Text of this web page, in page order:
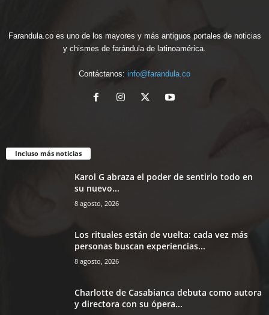
Farandula.co es uno de los mayores y más antiguos portales de noticias
y chismes de farándula de latinoamérica.
Contáctanos: info@farandula.co
Incluso más noticias
Karol G abraza el poder de sentirlo todo en
su nuevo...
8 agosto, 2026
Los rituales están de vuelta: cada vez más
personas buscan experiencias...
8 agosto, 2026
Charlotte de Casabianca debuta como autora
y directora con su ópera...